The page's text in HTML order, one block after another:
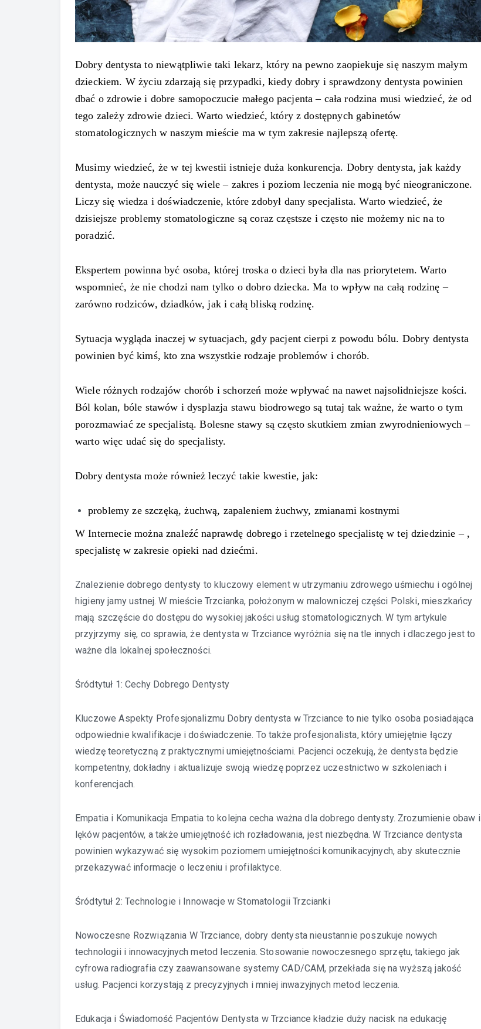
Dobry dentysta to niewątpliwie taki lekarz, który na pewno zaopiekuje się naszym małym
dzieckiem. W życiu zdarzają się przypadki, kiedy dobry i sprawdzony dentysta powinien
dbać o zdrowie i dobre samopoczucie małego pacjenta – cała rodzina musi wiedzieć, że od
tego zależy zdrowie dzieci. Warto wiedzieć, który z dostępnych gabinetów
stomatologicznych w naszym mieście ma w tym zakresie najlepszą ofertę.
Musimy wiedzieć, że w tej kwestii istnieje duża konkurencja. Dobry dentysta, jak każdy
dentysta, może nauczyć się wiele – zakres i poziom leczenia nie mogą być nieograniczone.
Liczy się wiedza i doświadczenie, które zdobył dany specjalista. Warto wiedzieć, że
dzisiejsze problemy stomatologiczne są coraz częstsze i często nie możemy nic na to
poradzić.
Ekspertem powinna być osoba, której troska o dzieci była dla nas priorytetem. Warto
wspomnieć, że nie chodzi nam tylko o dobro dziecka. Ma to wpływ na całą rodzinę –
zarówno rodziców, dziadków, jak i całą bliską rodzinę.
Sytuacja wygląda inaczej w sytuacjach, gdy pacjent cierpi z powodu bólu. Dobry dentysta
powinien być kimś, kto zna wszystkie rodzaje problemów i chorób.
Wiele różnych rodzajów chorób i schorzeń może wpływać na nawet najsolidniejsze kości.
Ból kolan, bóle stawów i dysplazja stawu biodrowego są tutaj tak ważne, że warto o tym
porozmawiać ze specjalistą. Bolesne stawy są często skutkiem zmian zwyrodnieniowych –
warto więc udać się do specjalisty.
Dobry dentysta może również leczyć takie kwestie, jak:
problemy ze szczęką, żuchwą, zapaleniem żuchwy, zmianami kostnymi
W Internecie można znaleźć naprawdę dobrego i rzetelnego specjalistę w tej dziedzinie – ,
specjalistę w zakresie opieki nad dziećmi.
Znalezienie dobrego dentysty to kluczowy element w utrzymaniu zdrowego uśmiechu i ogólnej
higieny jamy ustnej. W mieście Trzcianka, położonym w malowniczej części Polski, mieszkańcy
mają szczęście do dostępu do wysokiej jakości usług stomatologicznych. W tym artykule
przyjrzymy się, co sprawia, że dentysta w Trzciance wyróżnia się na tle innych i dlaczego jest to
ważne dla lokalnej społeczności.
Śródtytuł 1: Cechy Dobrego Dentysty
Kluczowe Aspekty Profesjonalizmu Dobry dentysta w Trzciance to nie tylko osoba posiadająca
odpowiednie kwalifikacje i doświadczenie. To także profesjonalista, który umiejętnie łączy
wiedzę teoretyczną z praktycznymi umiejętnościami. Pacjenci oczekują, że dentysta będzie
kompetentny, dokładny i aktualizuje swoją wiedzę poprzez uczestnictwo w szkoleniach i
konferencjach.
Empatia i Komunikacja Empatia to kolejna cecha ważna dla dobrego dentysty. Zrozumienie obaw i
lęków pacjentów, a także umiejętność ich rozładowania, jest niezbędna. W Trzciance dentysta
powinien wykazywać się wysokim poziomem umiejętności komunikacyjnych, aby skutecznie
przekazywać informacje o leczeniu i profilaktyce.
Śródtytuł 2: Technologie i Innowacje w Stomatologii Trzcianki
Nowoczesne Rozwiązania W Trzciance, dobry dentysta nieustannie poszukuje nowych
technologii i innowacyjnych metod leczenia. Stosowanie nowoczesnego sprzętu, takiego jak
cyfrowa radiografia czy zaawansowane systemy CAD/CAM, przekłada się na wyższą jakość
usług. Pacjenci korzystają z precyzyjnych i mniej inwazyjnych metod leczenia.
Edukacja i Świadomość Pacjentów Dentysta w Trzciance kładzie duży nacisk na edukację